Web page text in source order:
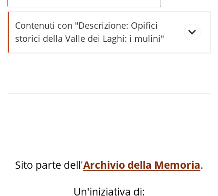
Contenuti con "Descrizione: Opifici
storici della Valle dei Laghi: i mulini"
Antichi mulini di Padergnone
Sito parte dell'Archivio della Memoria.
Un'iniziativa di: